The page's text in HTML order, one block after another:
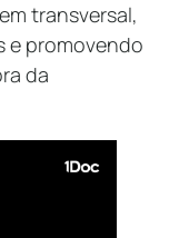
transversal,
e promovendo
da